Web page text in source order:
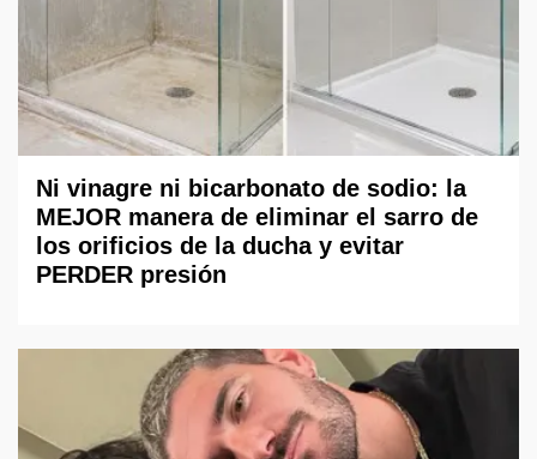
Ni vinagre ni bicarbonato de sodio: la
MEJOR manera de eliminar el sarro de
los orificios de la ducha y evitar
PERDER presión